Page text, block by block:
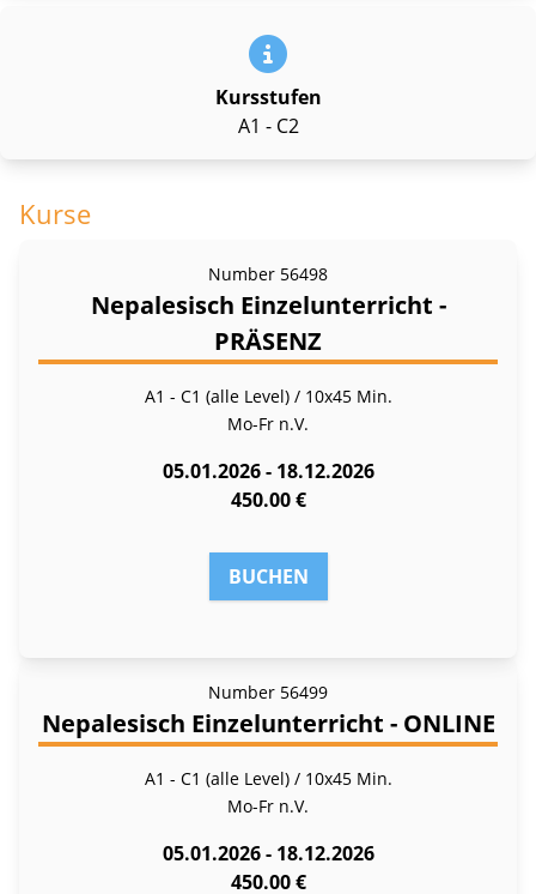
Kursstufen
A1 - C2
Kurse
Number 56498
Nepalesisch Einzelunterricht -
PRÄSENZ
A1 - C1 (alle Level) / 10x45 Min.
Mo-Fr n.V.
05.01.2026 - 18.12.2026
450.00 €
BUCHEN
Number 56499
Nepalesisch Einzelunterricht - ONLINE
A1 - C1 (alle Level) / 10x45 Min.
Mo-Fr n.V.
05.01.2026 - 18.12.2026
450.00 €